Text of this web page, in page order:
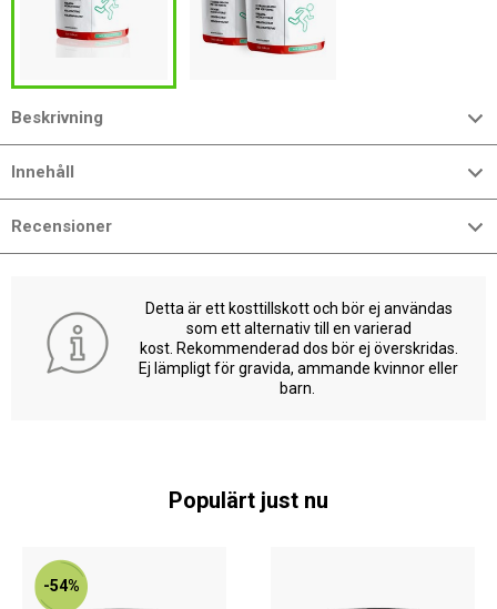
Beskrivning
Innehåll
Recensioner
Detta är ett kosttillskott och bör ej användas
som ett alternativ till en varierad
kost. Rekommenderad dos bör ej överskridas.
Ej lämpligt för gravida, ammande kvinnor eller
barn.
Populärt just nu
-54%